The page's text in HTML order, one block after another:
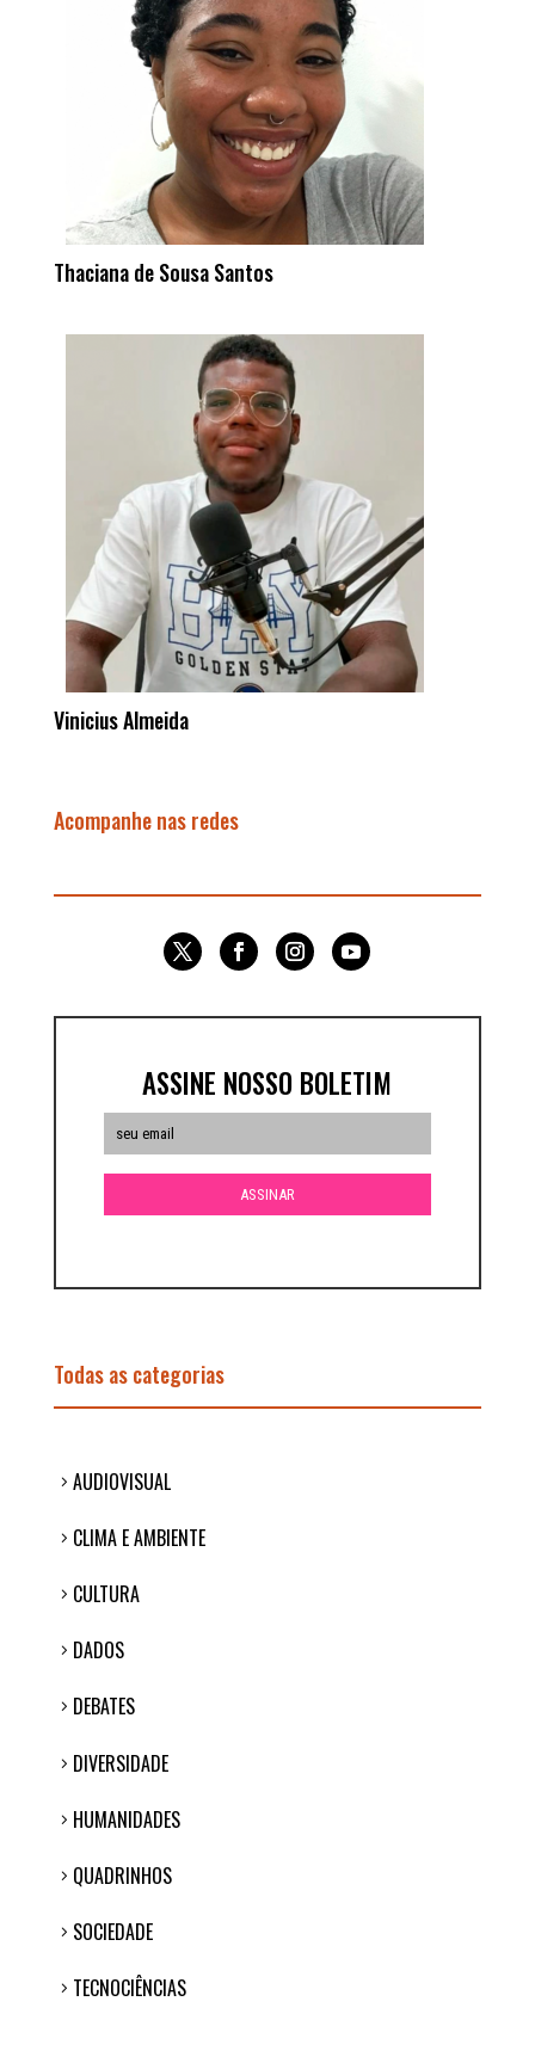
Thaciana de Sousa Santos
Vinicius Almeida
Acompanhe nas redes
ASSINE NOSSO BOLETIM
Todas as categorias
AUDIOVISUAL
CLIMA E AMBIENTE
CULTURA
DADOS
DEBATES
DIVERSIDADE
HUMANIDADES
QUADRINHOS
SOCIEDADE
TECNOCIÊNCIAS